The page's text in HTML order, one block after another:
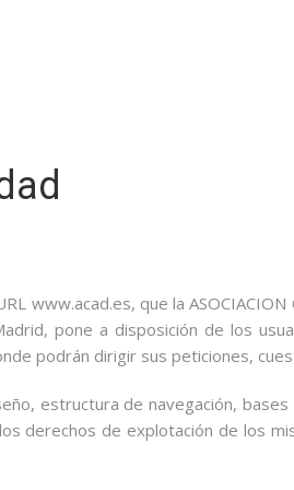
que la ASOCIACION
pone a disposición de los
podrán dirigir sus peticiones,
estructura de navegación,
derechos de explotación de los